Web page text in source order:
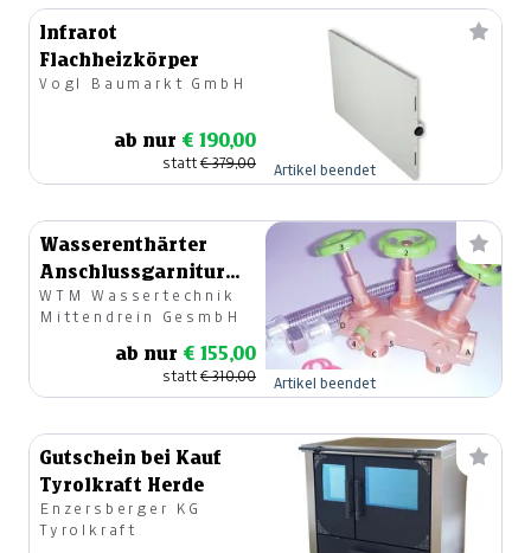
Infrarot
Flachheizkörper
Vogl Baumarkt GmbH
ab nur € 190,00
statt€ 379,00 Artikel beendet
Wasserenthärter
Anschlussgarnitur
65NG
WTM Wassertechnik
Mittendrein GesmbH
ab nur € 155,00
statt€ 310,00 Artikel beendet
Gutschein bei Kauf
Tyrolkraft Herde
Enzersberger KG
Tyrolkraft